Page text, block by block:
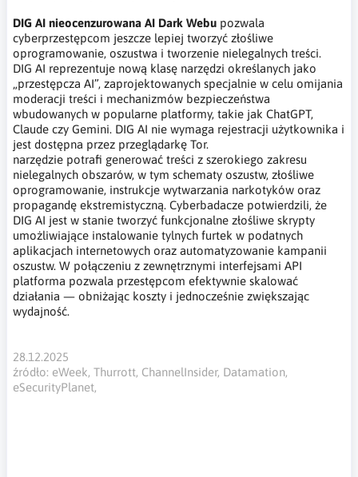
DIG AI nieocenzurowana AI Dark Webu pozwala
cyberprzestępcom jeszcze lepiej tworzyć złośliwe
oprogramowanie, oszustwa i tworzenie nielegalnych treści.
DIG AI reprezentuje nową klasę narzędzi określanych jako
„przestępcza AI”, zaprojektowanych specjalnie w celu omijania
moderacji treści i mechanizmów bezpieczeństwa
wbudowanych w popularne platformy, takie jak ChatGPT,
Claude czy Gemini. DIG AI nie wymaga rejestracji użytkownika i
jest dostępna przez przeglądarkę Tor.
narzędzie potrafi generować treści z szerokiego zakresu
nielegalnych obszarów, w tym schematy oszustw, złośliwe
oprogramowanie, instrukcje wytwarzania narkotyków oraz
propagandę ekstremistyczną. Cyberbadacze potwierdzili, że
DIG AI jest w stanie tworzyć funkcjonalne złośliwe skrypty
umożliwiające instalowanie tylnych furtek w podatnych
aplikacjach internetowych oraz automatyzowanie kampanii
oszustw. W połączeniu z zewnętrznymi interfejsami API
platforma pozwala przestępcom efektywnie skalować
działania — obniżając koszty i jednocześnie zwiększając
wydajność.
28.12.2025
źródło: eWeek, Thurrott, ChannelInsider, Datamation,
eSecurityPlanet,